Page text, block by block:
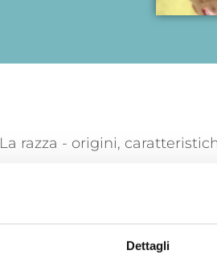
Dettagli
La razza - origini,